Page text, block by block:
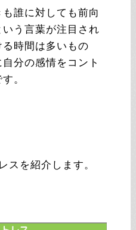
誰に対しても前向
いう言葉が注目され
時間は多いもの
分の感情をコント
。
スを紹介します。